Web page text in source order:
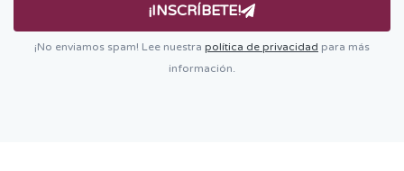
¡INSCRÍBETE!
¡No enviamos spam! Lee nuestra política de privacidad para más
información.